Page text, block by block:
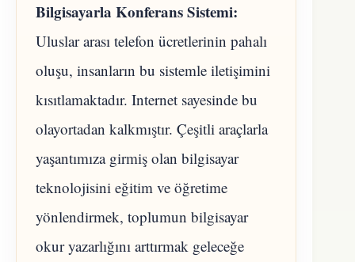
Bilgisayarla Konferans Sistemi:
Uluslar arası telefon ücretlerinin pahalı
oluşu, insanların bu sistemle iletişimini
kısıtlamaktadır. Internet sayesinde bu
olayortadan kalkmıştır. Çeşitli araçlarla
yaşantımıza girmiş olan bilgisayar
teknolojisini eğitim ve öğretime
yönlendirmek, toplumun bilgisayar
okur yazarlığını arttırmak geleceğe